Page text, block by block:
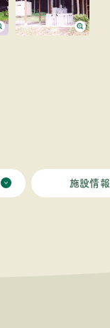
施設情報